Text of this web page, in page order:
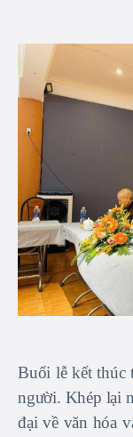
Buổi lễ kết thúc
người. Khép lại
đại về văn hóa